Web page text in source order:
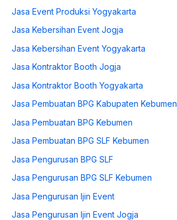
Jasa Event Produksi Yogyakarta
Jasa Kebersihan Event Jogja
Jasa Kebersihan Event Yogyakarta
Jasa Kontraktor Booth Jogja
Jasa Kontraktor Booth Yogyakarta
Jasa Pembuatan BPG Kabupaten Kebumen
Jasa Pembuatan BPG Kebumen
Jasa Pembuatan BPG SLF Kebumen
Jasa Pengurusan BPG SLF
Jasa Pengurusan BPG SLF Kebumen
Jasa Pengurusan Ijin Event
Jasa Pengurusan Ijin Event Jogja